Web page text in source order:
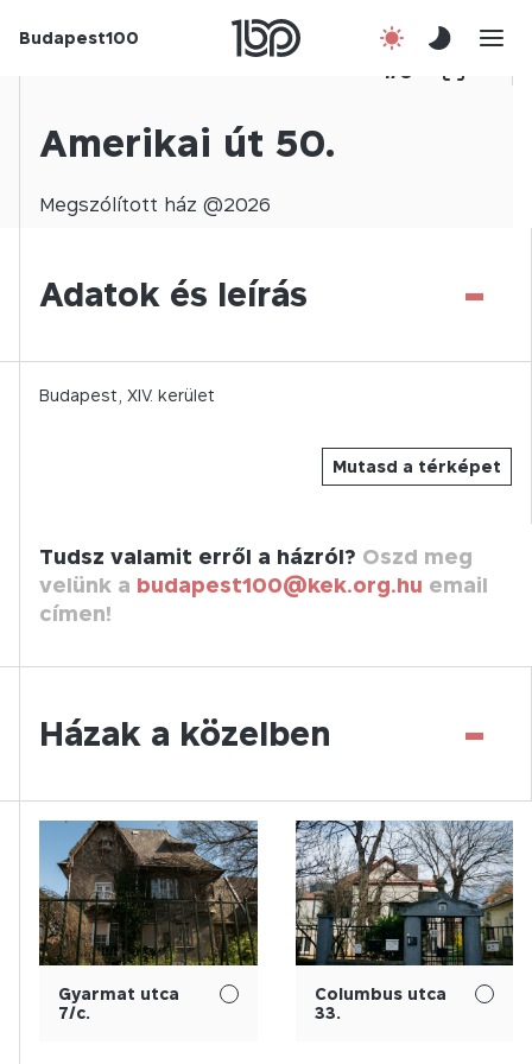
Budapest100
1/ 0
Amerikai út 50.
Megszólított ház @2026
Adatok és leírás -
Mutasd a térképet
Budapest, XIV. kerület
Tudsz valamit erről a házról? Oszd meg
velünk a budapest100@kek.org.hu email
címen!
Házak a közelben -
Gyarmat utca
7/c.
Columbus utca
33.